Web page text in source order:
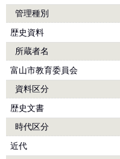
管理種別
歴史資料
所蔵者名
富山市教育委員会
資料区分
歴史文書
時代区分
近代